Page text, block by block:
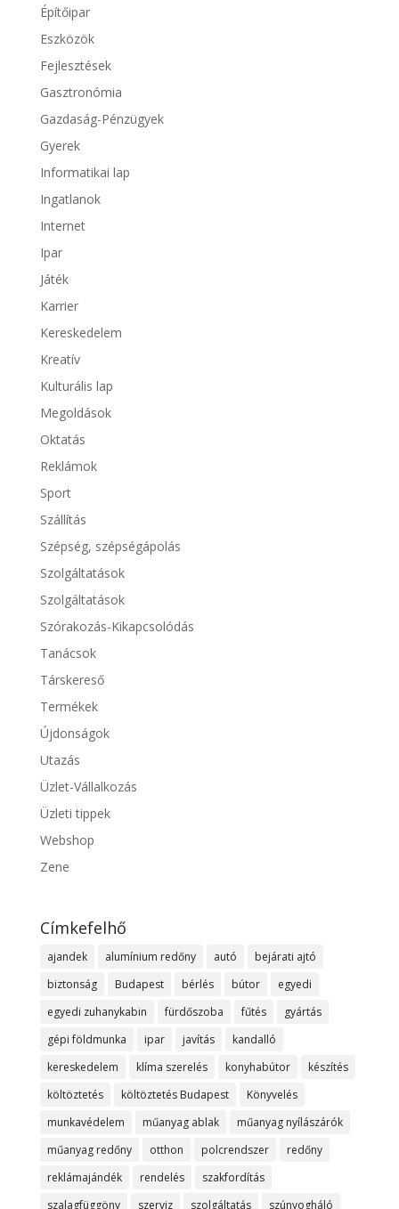
Építőipar
Eszközök
Fejlesztések
Gasztronómia
Gazdaság-Pénzügyek
Gyerek
Informatikai lap
Ingatlanok
Internet
Ipar
Játék
Karrier
Kereskedelem
Kreatív
Kulturális lap
Megoldások
Oktatás
Reklámok
Sport
Szállítás
Szépség, szépségápolás
Szolgáltatások
Szolgáltatások
Szórakozás-Kikapcsolódás
Tanácsok
Társkereső
Termékek
Újdonságok
Utazás
Üzlet-Vállalkozás
Üzleti tippek
Webshop
Zene
Címkefelhő
ajandek alumínium redőny autó
bejárati ajtó
biztonság
Budapest bérlés bútor
egyedi
egyedi zuhanykabin
fürdőszoba fűtés
gyártás
gépi földmunka
ipar javítás
kandalló
kereskedelem
klíma szerelés konyhabútor
készítés
költöztetés
költöztetés Budapest
Könyvelés
munkavédelem
műanyag ablak
műanyag nyílászárók
műanyag redőny
otthon polcrendszer
redőny
reklámajándék
rendelés
szakfordítás
szalagfüggöny
szerviz szolgáltatás szúnyogháló